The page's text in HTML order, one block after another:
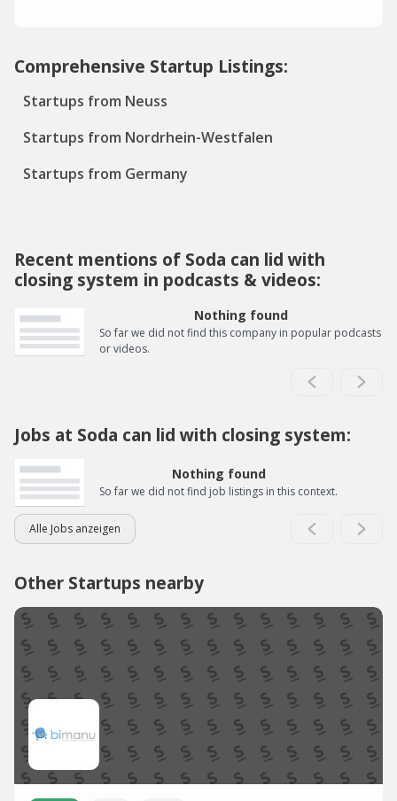
Comprehensive Startup Listings:
Startups from Neuss
Startups from Nordrhein-Westfalen
Startups from Germany
Recent mentions of Soda can lid with
closing system in podcasts & videos:
Nothing found
So far we did not find this company in popular podcasts
or videos.
Jobs at Soda can lid with closing system:
Nothing found
So far we did not find job listings in this context.
Alle Jobs anzeigen
Other Startups nearby